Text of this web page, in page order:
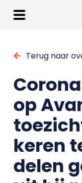
Terug naar
op
keren
delen